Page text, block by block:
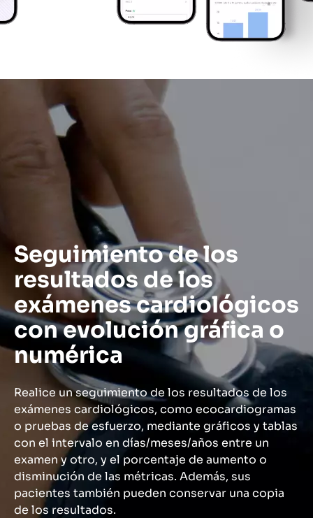
Seguimiento de los
resultados de los
exámenes cardiológicos
con evolución gráfica o
numérica
Realice un seguimiento de los resultados de los
exámenes cardiológicos, como ecocardiogramas
o pruebas de esfuerzo, mediante gráficos y tablas
con el intervalo en días/meses/años entre un
examen y otro, y el porcentaje de aumento o
disminución de las métricas. Además, sus
pacientes también pueden conservar una copia
de los resultados.